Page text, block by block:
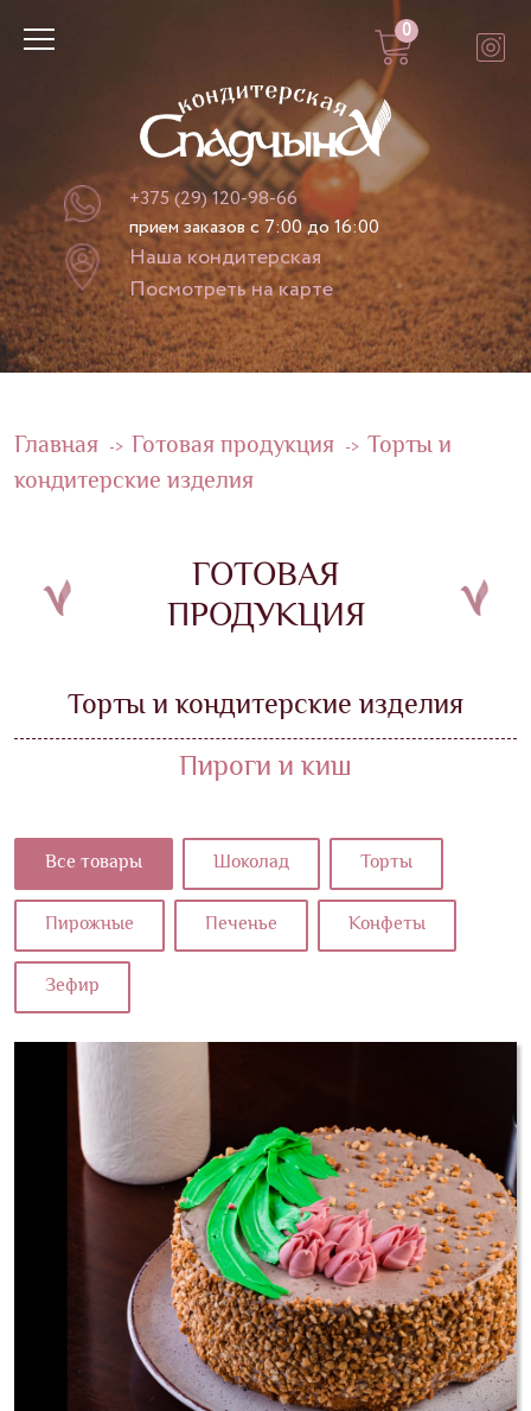
+375 (29) 120-98-66
прием заказов с 7:00 до 16:00
Наша кондитерская
Посмотреть на карте
0
Главная -> Готовая продукция -> Торты и
кондитерские изделия
ГОТОВАЯ
ПРОДУКЦИЯ
Торты и кондитерские изделия
Пироги и киш
Все товары Шоколад Торты
Пирожные Печенье Конфеты
Зефир